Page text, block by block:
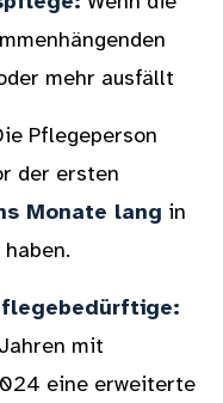
mehr ausfällt
Pflegeperson
der ersten
Monate lang in
mit
eine erweiterte